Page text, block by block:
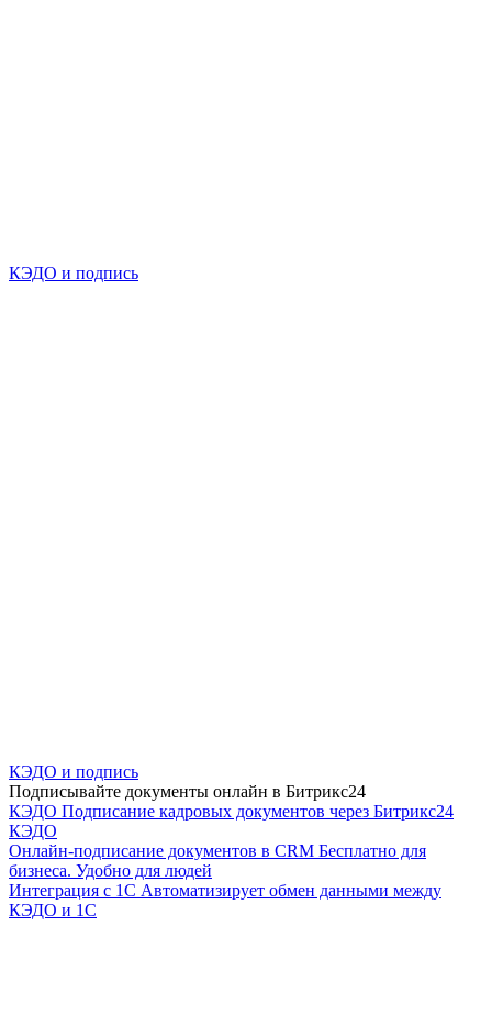
КЭДО и подпись
КЭДО и подпись
Подписывайте документы онлайн в Битрикс24
КЭДО Подписание кадровых документов через Битрикс24
КЭДО
Онлайн-подписание документов в CRM Бесплатно для
бизнеса. Удобно для людей
Интеграция с 1С Автоматизирует обмен данными между
КЭДО и 1С